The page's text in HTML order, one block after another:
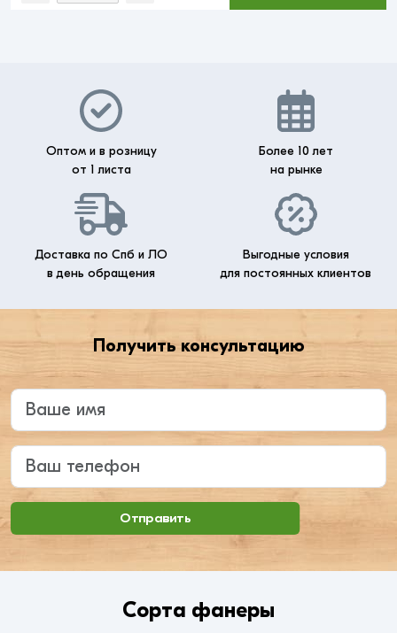
Оптом и в розницу
от 1 листа
Более 10 лет
на рынке
Доставка по Спб и ЛО
в день обращения
Выгодные условия
для постоянных клиентов
Получить консультацию
Введите ваше имя
Ваш телефон
Отправить
Сорта фанеры